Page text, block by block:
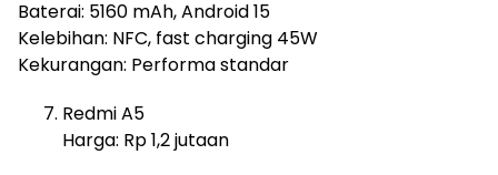
Baterai: 5160 mAh, Android 15
Kelebihan: NFC, fast charging 45W
Kekurangan: Performa standar
Redmi A5
Harga: Rp 1,2 jutaan